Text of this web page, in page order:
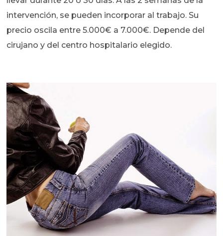
intervención, se pueden incorporar al trabajo. Su
precio oscila entre 5.000€ a 7.000€. Depende del
cirujano y del centro hospitalario elegido.